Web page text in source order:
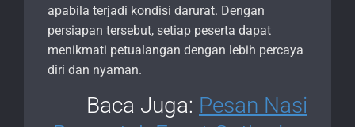
apabila terjadi kondisi darurat. Dengan
persiapan tersebut, setiap peserta dapat
menikmati petualangan dengan lebih percaya
diri dan nyaman.
Baca Juga: Pesan Nasi